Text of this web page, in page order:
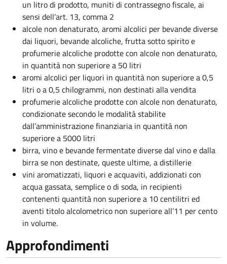
un litro di prodotto, muniti di contrassegno fiscale, ai
sensi dell’art. 13, comma 2
alcole non denaturato, aromi alcolici per bevande diverse
dai liquori, bevande alcoliche, frutta sotto spirito e
profumerie alcoliche prodotte con alcole non denaturato,
in quantità non superiore a 50 litri
aromi alcolici per liquori in quantità non superiore a 0,5
litri o a 0,5 chilogrammi, non destinati alla vendita
profumerie alcoliche prodotte con alcole non denaturato,
condizionate secondo le modalità stabilite
dall’amministrazione finanziaria in quantità non
superiore a 5000 litri
birra, vino e bevande fermentate diverse dal vino e dalla
birra se non destinate, queste ultime, a distillerie
vini aromatizzati, liquori e acquaviti, addizionati con
acqua gassata, semplice o di soda, in recipienti
contenenti quantità non superiore a 10 centilitri ed
aventi titolo alcolometrico non superiore all’11 per cento
in volume.
Approfondimenti